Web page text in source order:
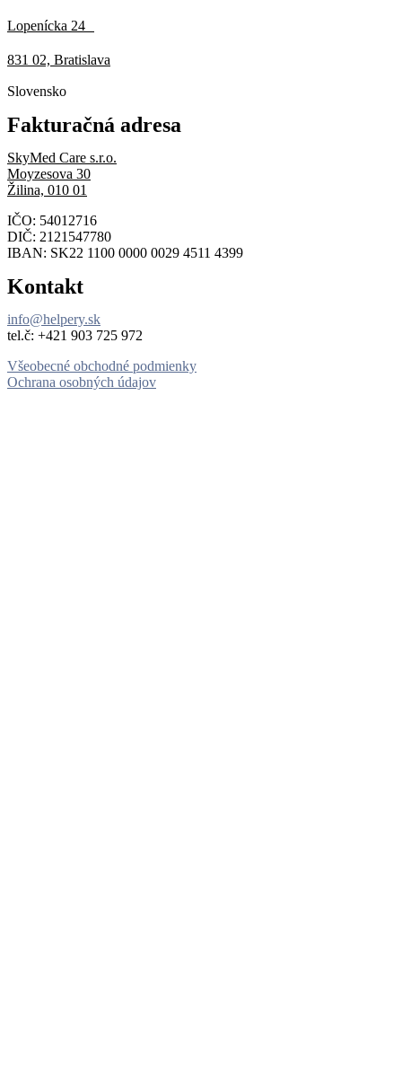
Lopenícka 24
831 02, Bratislava
Slovensko
Fakturačná adresa
SkyMed Care s.r.o.
Moyzesova 30
Žilina, 010 01
IČO: 54012716
DIČ: 2121547780
IBAN: SK22 1100 0000 0029 4511 4399
Kontakt
info@helpery.sk
tel.č: ‪+421 903 725 972
Všeobecné obchodné podmienky
Ochrana osobných údajov